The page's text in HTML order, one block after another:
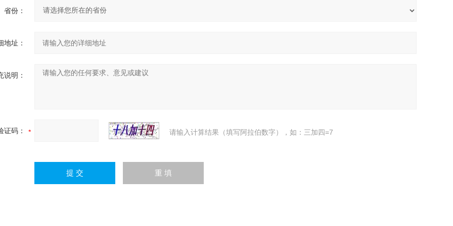
省份：
地址：
说明：
证码： 请输入计算结果（填写阿拉伯数字），如：三加四=7